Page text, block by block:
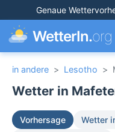
Genaue
WetterIn.org
in andere > Lesotho >
Wetter in
Vorhersage
Wetter